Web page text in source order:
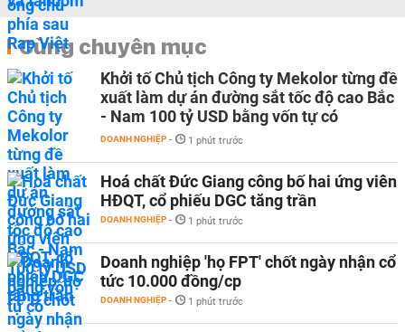
Cùng chuyên mục
Khởi tố Chủ tịch Công ty Mekolor từng đề
xuất làm dự án đường sắt tốc độ cao Bắc
- Nam 100 tỷ USD bằng vốn tự có
DOANH NGHIỆP - 1 phút trước
Hoá chất Đức Giang công bố hai ứng viên
HĐQT, cổ phiếu DGC tăng trần
DOANH NGHIỆP - 1 phút trước
Doanh nghiệp 'họ FPT' chốt ngày nhận cổ
tức 10.000 đồng/cp
DOANH NGHIỆP - 1 phút trước